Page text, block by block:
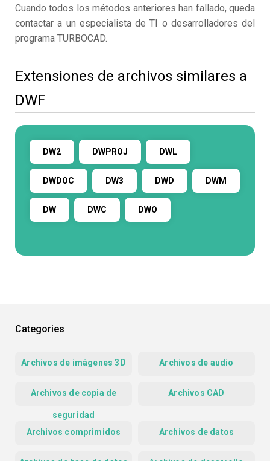
Cuando todos los métodos anteriores han fallado, queda
contactar a un especialista de TI o desarrolladores del
programa TURBOCAD.
Extensiones de archivos similares a
DWF
DW2 DWPROJ DWL
DWDOC DW3 DWD DWM
DW DWC DWO
Categories
Archivos de imágenes 3D Archivos de audio
Archivos de copia de
seguridad
Archivos CAD
Archivos comprimidos Archivos de datos